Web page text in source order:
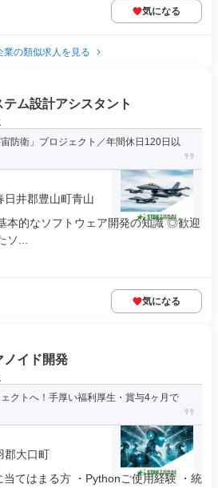
気になる
業の類似求人を見る
ム設計アシスタント
防衛」プロジェクト／年間休日120日以
日井郡豊山町青山
本的なソフトウェア開発の知識 ◎歓迎
...
気になる
ノイド開発
クトへ！手厚い福利厚生・賞与4ヶ月で
郡大口町
てはまる方 ・Pythonご使用経験 ・統